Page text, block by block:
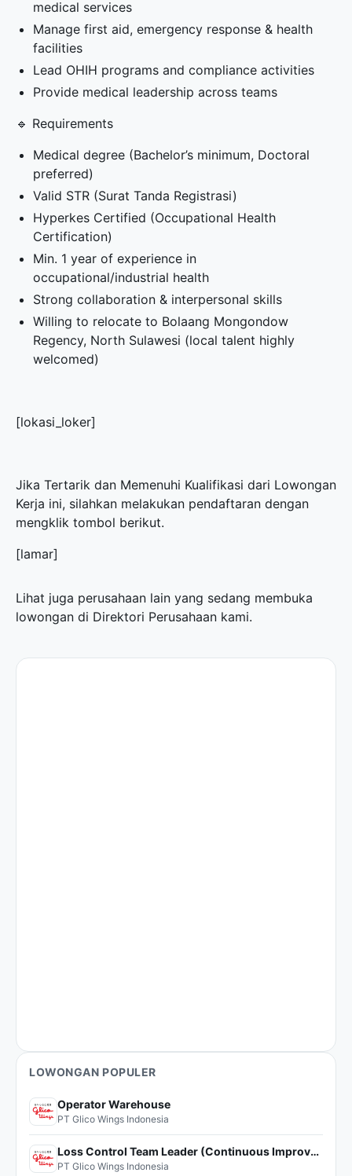
medical services
Manage first aid, emergency response & health
facilities
Lead OHIH programs and compliance activities
Provide medical leadership across teams
🔹 Requirements
Medical degree (Bachelor’s minimum, Doctoral
preferred)
Valid STR (Surat Tanda Registrasi)
Hyperkes Certified (Occupational Health
Certification)
Min. 1 year of experience in
occupational/industrial health
Strong collaboration & interpersonal skills
Willing to relocate to Bolaang Mongondow
Regency, North Sulawesi (local talent highly
welcomed)
[lokasi_loker]
Jika Tertarik dan Memenuhi Kualifikasi dari Lowongan
Kerja ini, silahkan melakukan pendaftaran dengan
mengklik tombol berikut.
[lamar]
Lihat juga perusahaan lain yang sedang membuka
lowongan di Direktori Perusahaan kami.
LOWONGAN POPULER
Operator Warehouse
PT Glico Wings Indonesia
Loss Control Team Leader (Continuous Improvement)
PT Glico Wings Indonesia